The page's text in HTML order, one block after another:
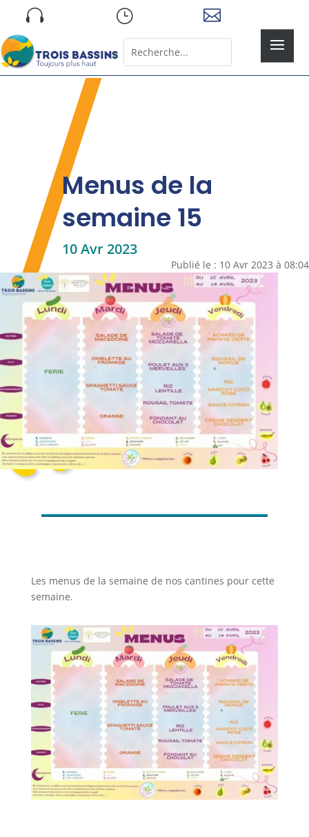
 } 
for...
Menus de la
semaine 15
10 Avr 2023
Publié le : 10 Avr 2023 à 08:04
Les menus de la semaine de nos cantines pour cette
semaine.